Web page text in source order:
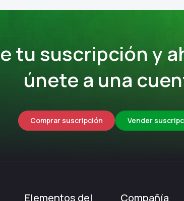
tu suscripción y
únete a una
Comprar suscripción Vender
Elementos del Compañía